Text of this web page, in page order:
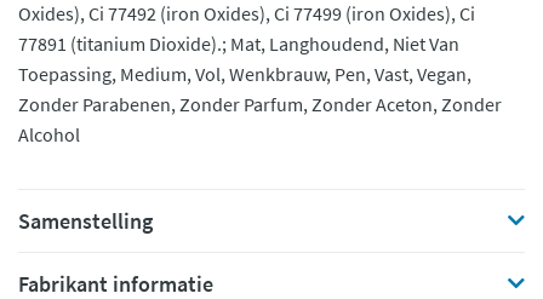
Oxides), Ci 77492 (iron Oxides), Ci 77499 (iron Oxides), Ci
77891 (titanium Dioxide).; Mat, Langhoudend, Niet Van
Toepassing, Medium, Vol, Wenkbrauw, Pen, Vast, Vegan,
Zonder Parabenen, Zonder Parfum, Zonder Aceton, Zonder
Alcohol
Samenstelling
Fabrikant informatie